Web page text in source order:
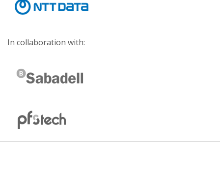
In collaboration with: